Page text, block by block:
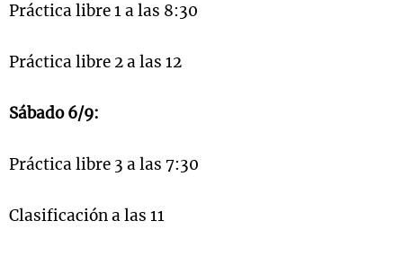
Práctica libre 1 a las 8:30
Práctica libre 2 a las 12
Sábado 6/9:
Práctica libre 3 a las 7:30
Clasificación a las 11